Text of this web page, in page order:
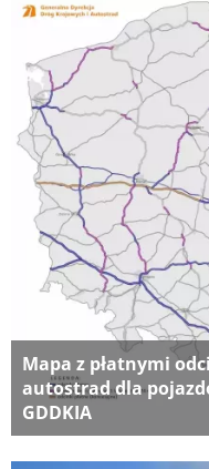
Mapa z płatnymi
autostrad dla
GDDKIA